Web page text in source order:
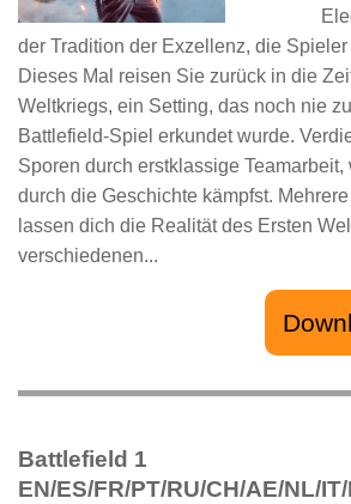
der Tradition der Exzellenz, die
Dieses Mal reisen Sie zurück in die
Weltkriegs, ein Setting, das noch nie
Battlefield-Spiel erkundet wurde.
Sporen durch erstklassige Teamarbeit,
durch die Geschichte kämpfst.
lassen dich die Realität des Ersten
verschiedenen...
Battlefield 1
EN/ES/FR/PT/RU/CH/AE/NL/